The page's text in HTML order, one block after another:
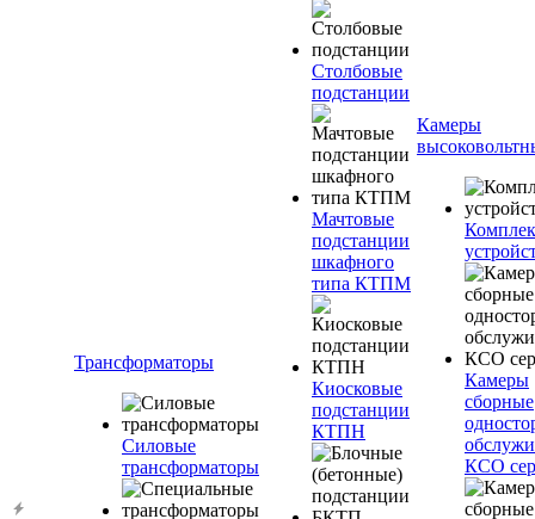
Трансформаторы
Силовые
трансформаторы
Столбовые
подстанции
Мачтовые
подстанции
шкафного
типа КТПМ
Киосковые
подстанции
КТПН
Камеры
Камеры
сборные
КСО